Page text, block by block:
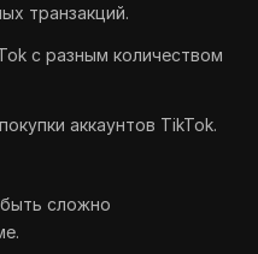
транзакций.
с разным количеством
аккаунтов TikTok.
сложно